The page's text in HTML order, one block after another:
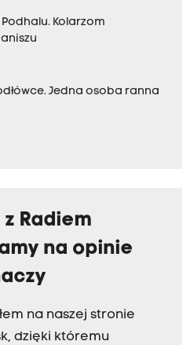
Kolarzom
Jedna osoba ranna
Radiem
na opinie
na naszej stronie
dzięki któremu